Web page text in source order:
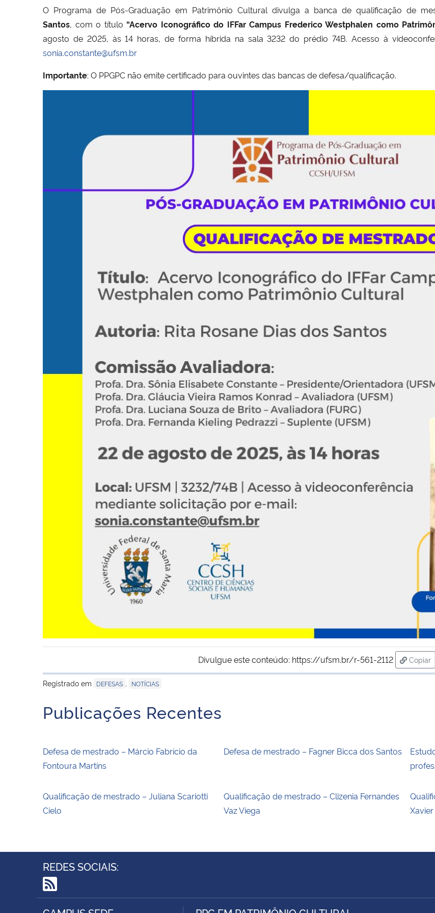
O Programa de Pós-Graduação em Patrimônio Cultural divulga a banca de qualificação de
Santos, com o título “Acervo Iconográfico do IFFar Campus Frederico Westphalen como
agosto de 2025, às 14 horas, de forma híbrida na sala 3232 do prédio 74B. Acesso à
sonia.constante@ufsm.br
Importante: O PPGPC não emite certificado para ouvintes das bancas de defesa/qualificação.
Divulgue este conteúdo: https://ufsm.br/r-561-2112
Copiar
para
Registrado em
DEFESAS NOTÍCIAS
Publicações Recentes
Defesa de mestrado – Márcio Fabrício da
Fontoura Martins
Defesa de mestrado – Fagner Bicca dos Santos
Qualificação de mestrado – Juliana Scariotti
Cielo
Qualificação de mestrado – Clizenia Fernandes
Vaz Viega
Xavier
REDES SOCIAIS:
RSS